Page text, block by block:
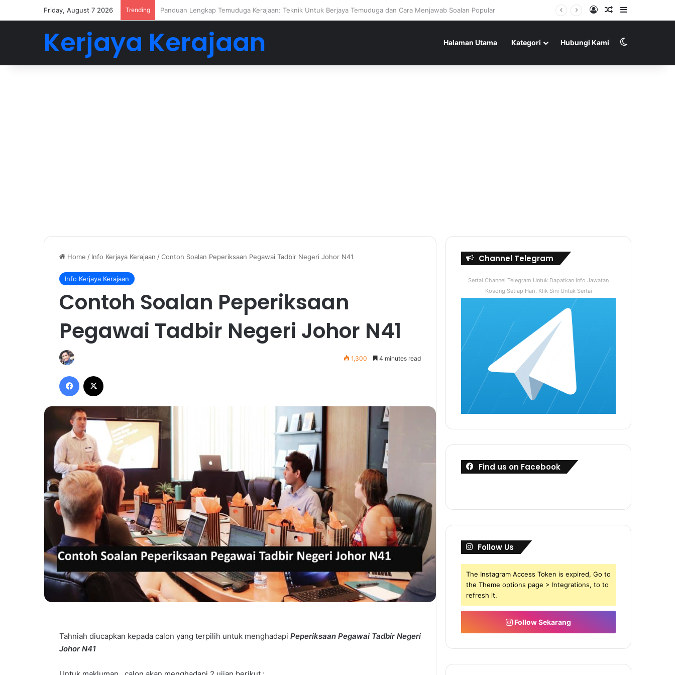
Friday, August 7 2026 Trending Buat 5-6 Angka Dengan Jadi Ejen Hartanah Log InRandom Article
Sidebar
Kerjaya Kerajaan Halaman Utama Kategori Hubungi Kami
Home / Info Kerjaya Kerajaan /Contoh Soalan Peperiksaan Pegawai Tadbir Negeri Johor N41
Info Kerjaya Kerajaan
Contoh Soalan Peperiksaan
Pegawai Tadbir Negeri Johor N41
1,300 4 minutes read
Facebook
Tahniah diucapkan kepada calon yang terpilih untuk menghadapi Peperiksaan Pegawai Tadbir Negeri
Johor N41
Channel Telegram
Sertai Channel Telegram Untuk Dapatkan Info Jawatan
Kosong Setiap Hari. Klik Sini Untuk Sertai
Find us on Facebook
Follow Us
The Instagram Access Token is expired, Go to
the Theme options page > Integrations, to to
refresh it.
Follow Sekarang